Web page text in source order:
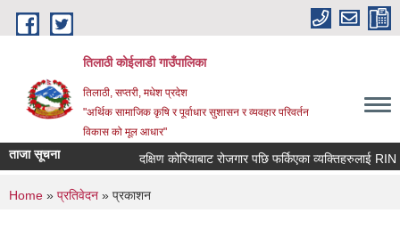
Skip to main content
तिलाठी कोईलाडी गाउँपालिका
तिलाठी, सप्तरी, मधेश प्रदेश
"अर्थिक सामाजिक कृषि र पूर्वाधार सुशासन र व्यवहार परिवर्तन
विकास को मूल आधार"
ताजा सूचना दक्षिण कोरियाबाट रोजगार पछि फर्किएका व्यक्तिहरुलाई
You are here
Home » प्रतिवेदन » प्रकाशन